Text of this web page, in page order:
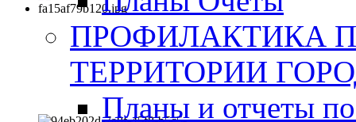
ПРОФИЛАКТИКА
ТЕРРИТОРИИ
Планы и отчеты